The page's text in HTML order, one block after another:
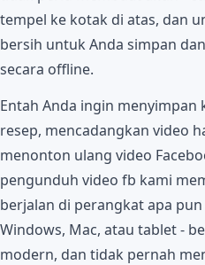
tempel ke kotak di atas, dan
bersih untuk Anda simpan
secara offline.
Entah Anda ingin menyimpan
resep, mencadangkan video
menonton ulang video
pengunduh video fb kami
berjalan di perangkat apa pun
Windows, Mac, atau tablet -
modern, dan tidak pernah